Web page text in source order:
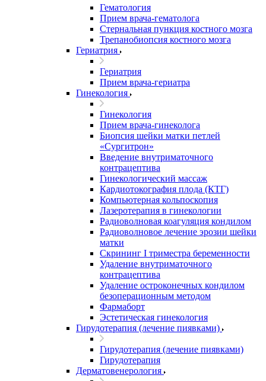
Гематология
Прием врача-гематолога
Стернальная пункция костного мозга
Трепанобиопсия костного мозга
Гериатрия
Гериатрия
Прием врача-гериатра
Гинекология
Гинекология
Прием врача-гинеколога
Биопсия шейки матки петлей
«Сургитрон»
Введение внутриматочного
контрацептива
Гинекологический массаж
Кардиотокография плода (КТГ)
Компьютерная кольпоскопия
Лазеротерапия в гинекологии
Радиоволновая коагуляция кондилом
Радиоволновое лечение эрозии шейки
матки
Скрининг I триместра беременности
Удаление внутриматочного
контрацептива
Удаление остроконечных кондилом
безоперационным методом
Фармаборт
Эстетическая гинекология
Гирудотерапия (лечение пиявками)
Гирудотерапия (лечение пиявками)
Гирудотерапия
Дерматовенерология